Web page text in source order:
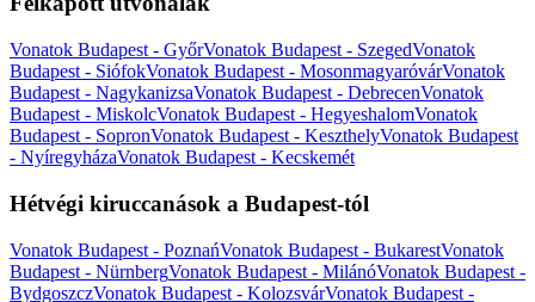
Vonatok Budapest - GyőrVonatok Budapest - SzegedVonatok
Budapest - SiófokVonatok Budapest - MosonmagyaróvárVonatok
Budapest - NagykanizsaVonatok Budapest - DebrecenVonatok
Budapest - MiskolcVonatok Budapest - HegyeshalomVonatok
Budapest - SopronVonatok Budapest - KeszthelyVonatok Budapest
- NyíregyházaVonatok Budapest - Kecskemét
Hétvégi kiruccanások a Budapest-tól
Vonatok Budapest - PoznańVonatok Budapest - BukarestVonatok
Budapest - NürnbergVonatok Budapest - MilánóVonatok Budapest -
BydgoszczVonatok Budapest - KolozsvárVonatok Budapest -